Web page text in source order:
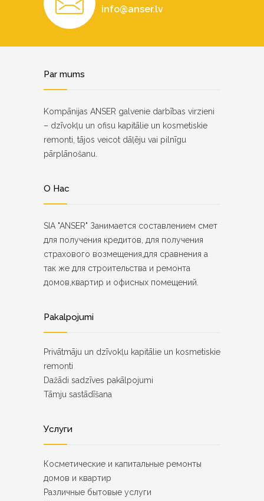
info@anser.lv
Par mums
Kompānijas ANSER galvenie darbības virzieni
– dzīvokļu un ofisu kapitālie un kosmetiskie
remonti, tājos veicot dāļēju vai pilnīgu
pārplānošanu.
О Нас
SIA "ANSER" Занимается составлением смет
для получения кредитов, для получения
страхового возмещения,для сравнения а
так же для строительства и ремонта
домов,квартир и офисных помещений.
Pakalpojumi
Privātmāju un dzīvokļu kapitālie un kosmetiskie
remonti
Dažādi sadzīves pakālpojumi
Tāmju sastādīšana
Услуги
Косметические и капитальные ремонты
домов и квартир
Различные бытовые услуги